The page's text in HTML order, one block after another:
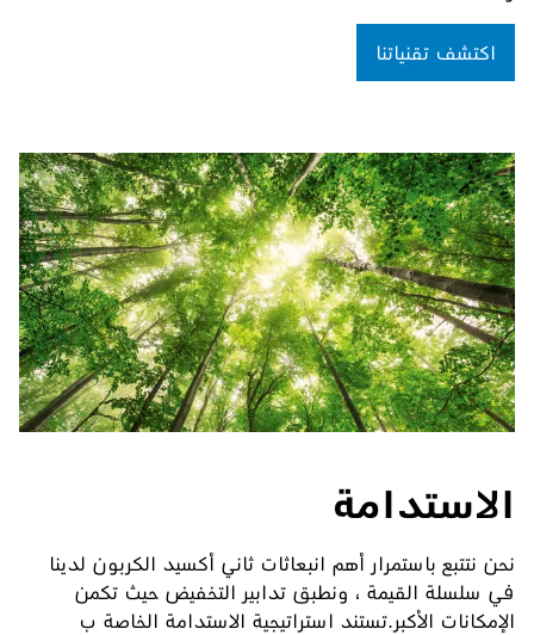
اكتشف تقنياتنا
الاستدامة
نحن نتتبع باستمرار أهم انبعاثات ثاني أكسيد الكربون لدينا
في سلسلة القيمة ، ونطبق تدابير التخفيض حيث تكمن
الإمكانات الأكبر.تستند استراتيجية الاستدامة الخاصة ب